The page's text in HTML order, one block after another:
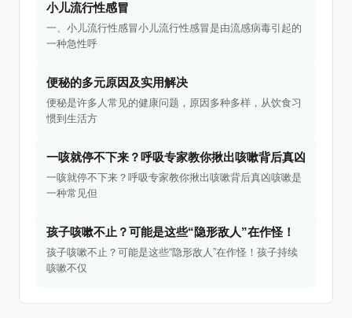
小儿流行性感冒
一、小儿流行性感冒小儿流行性感冒是由流感病毒引起的
一种急性呼
便秘的多元原因及实用解决
便秘是许多人常见的健康问题，原因多种多样，从饮食习
惯到生活方
一咳就停不下来？呼吸专家教你揪出咳嗽背后真凶
一咳就停不下来？呼吸专家教你揪出咳嗽背后真凶咳嗽是
一种常见但
孩子咳嗽不止？可能是这些“隐形敌人”在作怪！
孩子咳嗽不止？可能是这些“隐形敌人”在作怪！孩子持续
咳嗽不仅